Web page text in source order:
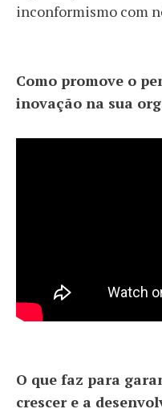
inconformismo com
Como promove o
inovação na sua
O que faz para
crescer e a